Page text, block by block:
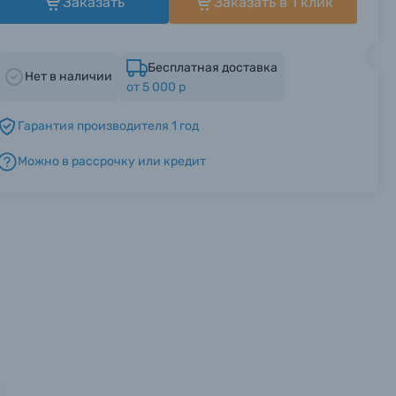
Нет в наличии
Бесплатная доставка
от 5 000 р
Гарантия производителя 1 год
Можно в рассрочку или кредит